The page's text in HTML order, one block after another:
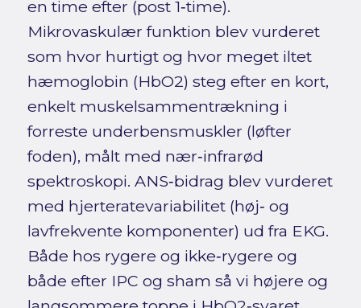
en time efter (post 1‑time).
Mikrovaskulær funktion blev vurderet
som hvor hurtigt og hvor meget iltet
hæmoglobin (HbO2) steg efter en kort,
enkelt muskelsammentrækning i
forreste underbensmuskler (løfter
foden), målt med nær‑infrarød
spektroskopi. ANS‑bidrag blev vurderet
med hjerteratevariabilitet (høj‑ og
lavfrekvente komponenter) ud fra EKG.
Både hos rygere og ikke‑rygere og
både efter IPC og sham så vi højere og